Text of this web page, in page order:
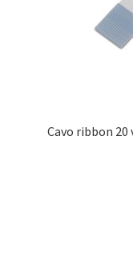
Cavo ribbon